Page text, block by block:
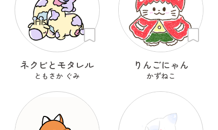
ネクビとモタレル
ともさか ぐみ
りんごにゃん
かずねこ